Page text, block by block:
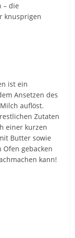
– die
knusprigen
ist ein
Ansetzen des
auflöst.
Zutaten
einer kurzen
Butter sowie
gebacken
kann!